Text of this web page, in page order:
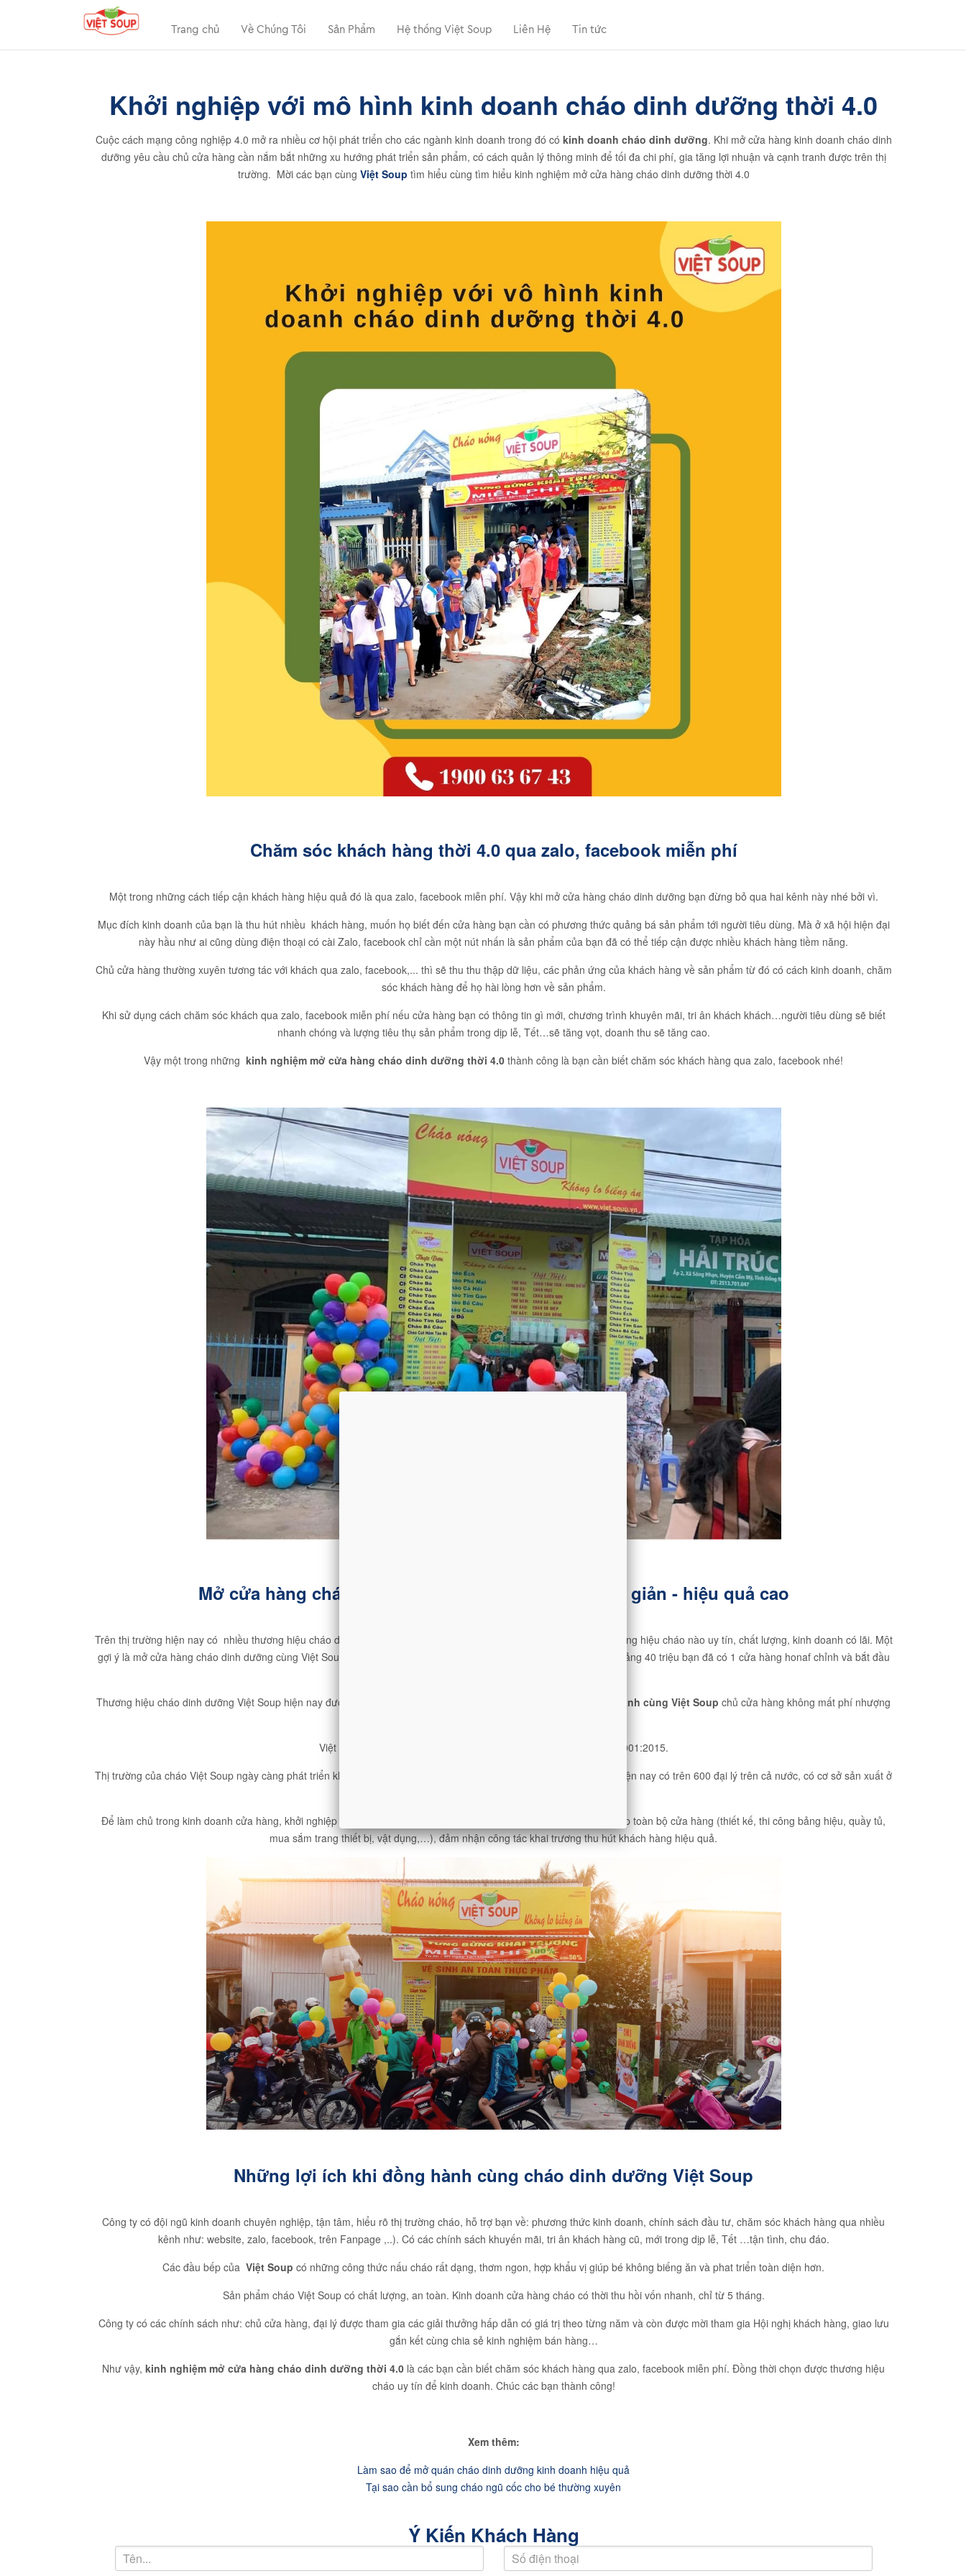
Trang chủ Về Chúng Tôi Sản Phẩm Hệ thống Việt Soup Liên Hệ Tin tức
Khởi nghiệp với mô hình kinh doanh cháo dinh dưỡng thời 4.0
Cuộc cách mạng công nghiệp 4.0 mở ra nhiều cơ hội phát triển cho các ngành kinh doanh trong đó có kinh doanh cháo dinh dưỡng. Khi mở cửa hàng kinh doanh cháo dinh
dưỡng yêu cầu chủ cửa hàng cần nắm bắt những xu hướng phát triển sản phẩm, có cách quản lý thông minh để tối đa chi phí, gia tăng lợi nhuận và cạnh tranh được trên thị
trường. Mời các bạn cùng Việt Soup tìm hiểu cùng tìm hiểu kinh nghiệm mở cửa hàng cháo dinh dưỡng thời 4.0
Chăm sóc khách hàng thời 4.0 qua zalo, facebook miễn phí
Một trong những cách tiếp cận khách hàng hiệu quả đó là qua zalo, facebook miễn phí. Vậy khi mở cửa hàng cháo dinh dưỡng bạn đừng bỏ qua hai kênh này nhé bởi vì.
Mục đích kinh doanh của bạn là thu hút nhiều khách hàng, muốn họ biết đến cửa hàng bạn cần có phương thức quảng bá sản phẩm tới người tiêu dùng. Mà ở xã hội hiện đại
này hầu như ai cũng dùng điện thoại có cài Zalo, facebook chỉ cần một nút nhấn là sản phẩm của bạn đã có thể tiếp cận được nhiều khách hàng tiềm năng.
Chủ cửa hàng thường xuyên tương tác với khách qua zalo, facebook,... thì sẽ thu thu thập dữ liệu, các phản ứng của khách hàng về sản phẩm từ đó có cách kinh doanh, chăm
sóc khách hàng để họ hài lòng hơn về sản phẩm.
Khi sử dụng cách chăm sóc khách qua zalo, facebook miễn phí nếu cửa hàng bạn có thông tin gì mới, chương trình khuyên mãi, tri ân khách khách…người tiêu dùng sẽ biết
nhanh chóng và lượng tiêu thụ sản phẩm trong dịp lễ, Tết…sẽ tăng vọt, doanh thu sẽ tăng cao.
Vậy một trong nhữngkinh nghiệm mở cửa hàng cháo dinh dưỡng thời 4.0 thành công là bạn cần biết chăm sóc khách hàng qua zalo, facebook nhé!
Mở cửa hàng cháo dinh dưỡng cùng Việt Soup đơn giản - hiệu quả cao
Trên thị trường hiện nay có nhiều thương hiệu cháo dinh dưỡng, quan trọng là khi mở cửa hàng bạn chọn được thương hiệu cháo nào uy tín, chất lượng, kinh doanh có lãi. Một
gợi ý là mở cửa hàng cháo dinh dưỡng cùng Việt Soup vô cùng đơn giản & hiệu quả cao, chi phí cực kỳ thấp chỉ khoảng 40 triệu bạn đã có 1 cửa hàng honaf chỉnh và bắt đầu
Thương hiệu cháo dinh dưỡng Việt Soup hiện nay được nhiều khách hàng biết đến , tin tưởng sử dụng. Khi
kinh doanh cùng Việt Soup chủ cửa hàng không mất phí nhượng
Việt Soup tự hào là thương hiệu cháo đạt chất lượng quốc tế ISO 9001:2015.
Thị trường của cháo Việt Soup ngày càng phát triển không chỉ ở thành phố Hồ Chí Minh, miền Đông, miền Tây mà hiện nay có trên 600 đại lý trên cả nước, có cơ sở sản xuất ở
Để làm chủ trong kinh doanh cửa hàng, khởi nghiệp với số vốn từ 40 triệu đồng không quá cao. Và công ty sẽ set up toàn bộ cửa hàng (thiết kế, thi công bảng hiệu, quầy tủ,
mua sắm trang thiết bị, vật dụng,…), đảm nhận công tác khai trương thu hút khách hàng hiệu quả.
Những lợi ích khi đồng hành cùng cháo dinh dưỡng Việt Soup
Công ty có đội ngũ kinh doanh chuyên nghiệp, tận tâm, hiểu rõ thị trường cháo, hỗ trợ bạn về: phương thức kinh doanh, chính sách đầu tư, chăm sóc khách hàng qua nhiều
kênh như: website, zalo, facebook, trên Fanpage ,..). Có các chính sách khuyến mãi, tri ân khách hàng cũ, mới trong dịp lễ, Tết …tận tình, chu đáo.
Các đầu bếp củaViệt Soup có những công thức nấu cháo rất dạng, thơm ngon, hợp khẩu vị giúp bé không biếng ăn và phat triển toàn diện hơn.
Sản phẩm cháo Việt Soup có chất lượng, an toàn. Kinh doanh cửa hàng cháo có thời thu hồi vốn nhanh, chỉ từ 5 tháng.
Công ty có các chính sách như: chủ cửa hàng, đại lý được tham gia các giải thưởng hấp dẫn có giá trị theo từng năm và còn được mời tham gia Hội nghị khách hàng, giao lưu
gắn kết cùng chia sẻ kinh nghiệm bán hàng…
Như vậy,kinh nghiệm mở cửa hàng cháo dinh dưỡng thời 4.0 là các bạn cần biết chăm sóc khách hàng qua zalo, facebook miễn phí. Đồng thời chọn được thương hiệu
cháo uy tín để kinh doanh. Chúc các bạn thành công!
Xem thêm:
Làm sao để mở quán cháo dinh dưỡng kinh doanh hiệu quả
Tại sao cần bổ sung cháo ngũ cốc cho bé thường xuyên
Ý Kiến Khách Hàng